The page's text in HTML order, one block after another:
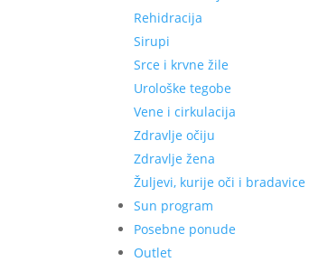
Rehidracija
Sirupi
Srce i krvne žile
Urološke tegobe
Vene i cirkulacija
Zdravlje očiju
Zdravlje žena
Žuljevi, kurije oči i bradavice
Sun program
Posebne ponude
Outlet